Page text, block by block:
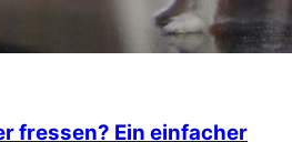
fressen? Ein einfacher